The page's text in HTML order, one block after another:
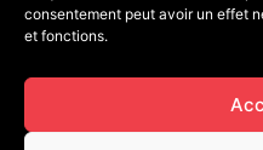
consentement peut avoir un effet
et fonctions.
11 rue Pétion 75011